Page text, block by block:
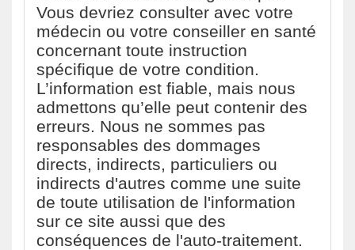
Vous devriez consulter avec votre
médecin ou votre conseiller en santé
concernant toute instruction
spécifique de votre condition.
L’information est fiable, mais nous
admettons qu’elle peut contenir des
erreurs. Nous ne sommes pas
responsables des dommages
directs, indirects, particuliers ou
indirects d'autres comme une suite
de toute utilisation de l'information
sur ce site aussi que des
conséquences de l'auto-traitement.